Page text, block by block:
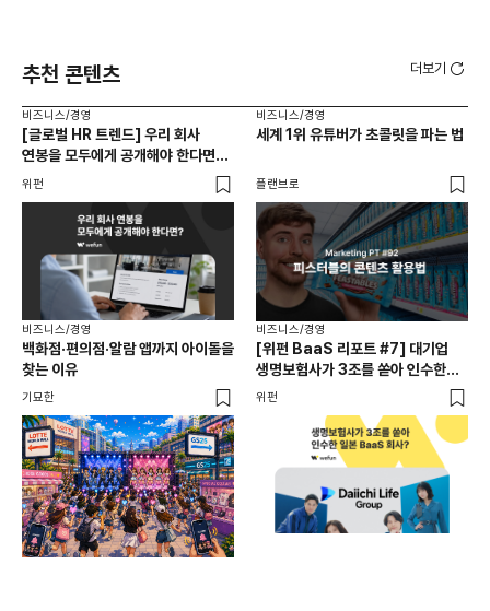
추천 콘텐츠 더보기
비즈니스/경영
[글로벌 HR 트렌드] 우리 회사
연봉을 모두에게 공개해야 한다면? |
급여 투명성 법, 해외 사례, 연봉
위펀
비즈니스/경영
세계 1위 유튜버가 초콜릿을 파는 법
플랜브로
비즈니스/경영
백화점·편의점·알람 앱까지 아이돌을
찾는 이유
기묘한
비즈니스/경영
[위펀 BaaS 리포트 #7] 대기업
생명보험사가 3조를 쏟아 인수한
일본 BaaS 회사의 정체는?
위펀